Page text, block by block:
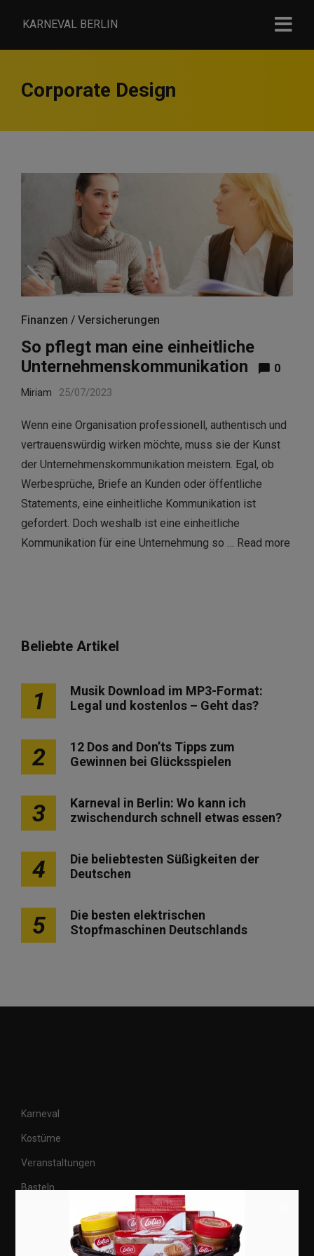
KARNEVAL BERLIN
Corporate Design
Finanzen / Versicherungen
So pflegt man eine einheitliche
Unternehmenskommunikation
0
Miriam 25/07/2023
Wenn eine Organisation professionell, authentisch und
vertrauenswürdig wirken möchte, muss sie der Kunst
der Unternehmenskommunikation meistern. Egal, ob
Werbesprüche, Briefe an Kunden oder öffentliche
Statements, eine einheitliche Kommunikation ist
gefordert. Doch weshalb ist eine einheitliche
Kommunikation für eine Unternehmung so … Read more
Beliebte Artikel
1
Musik Download im MP3-Format:
Legal und kostenlos – Geht das?
2
12 Dos and Don’ts Tipps zum
Gewinnen bei Glücksspielen
3
Karneval in Berlin: Wo kann ich
zwischendurch schnell etwas essen?
4
Die beliebtesten Süßigkeiten der
Deutschen
5
Die besten elektrischen
Stopfmaschinen Deutschlands
Karneval
Kostüme
Veranstaltungen
Basteln